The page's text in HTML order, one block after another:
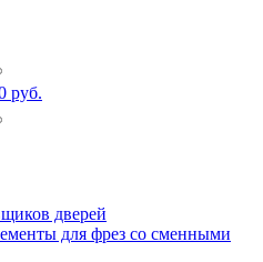
руб.
дверей
для фрез со сменными